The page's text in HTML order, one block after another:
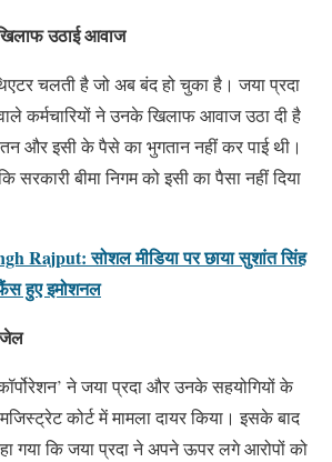
उठाई आवाज
चलती है जो अब बंद हो चुका है। जया प्रदा
कर्मचारियों ने उनके खिलाफ आवाज उठा दी है
और इसी के पैसे का भुगतान नहीं कर पाई थी।
सरकारी बीमा निगम को इसी का पैसा नहीं दिया
Rajput: सोशल मीडिया पर छाया सुशांत सिंह
हुए इमोशनल
जेल
ने जया प्रदा और उनके सहयोगियों के
कोर्ट में मामला दायर किया। इसके बाद
गया कि जया प्रदा ने अपने ऊपर लगे आरोपों को